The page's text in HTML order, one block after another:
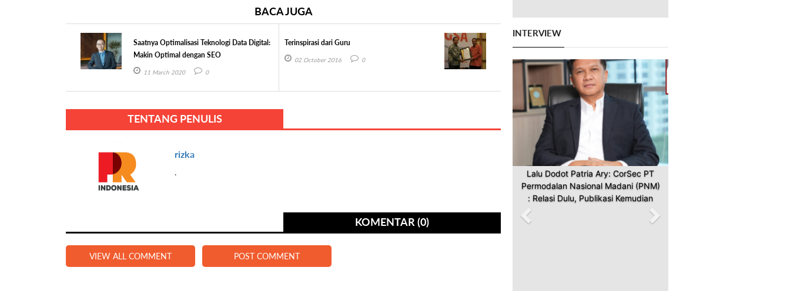
BACA JUGA
Saatnya Optimalisasi Teknologi Data Digital:
Makin Optimal dengan SEO
11 March 2020 0
Terinspirasi dari Guru
02 October 2016 0
TENTANG PENULIS
rizka
.
KOMENTAR (0)
VIEW ALL COMMENT POST COMMENT
INTERVIEW
Lalu Dodot Patria Ary: CorSec PT
Permodalan Nasional Madani (PNM)
: Relasi Dulu, Publikasi Kemudian
Previous Next